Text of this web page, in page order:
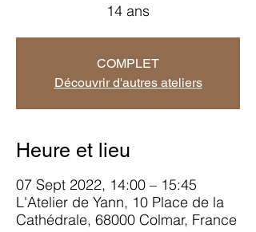
14 ans
COMPLET
Découvrir d'autres ateliers
Heure et lieu
07 Sept 2022, 14:00 – 15:45
L'Atelier de Yann, 10 Place de la
Cathédrale, 68000 Colmar, France